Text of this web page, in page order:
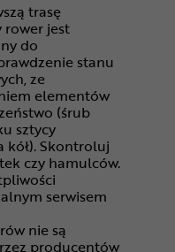
trasę
rower jest
do
stanu
ze
elementów
(śrub
sztycy
kół). Skontroluj
czy hamulców.
serwisem
nie są
producentów